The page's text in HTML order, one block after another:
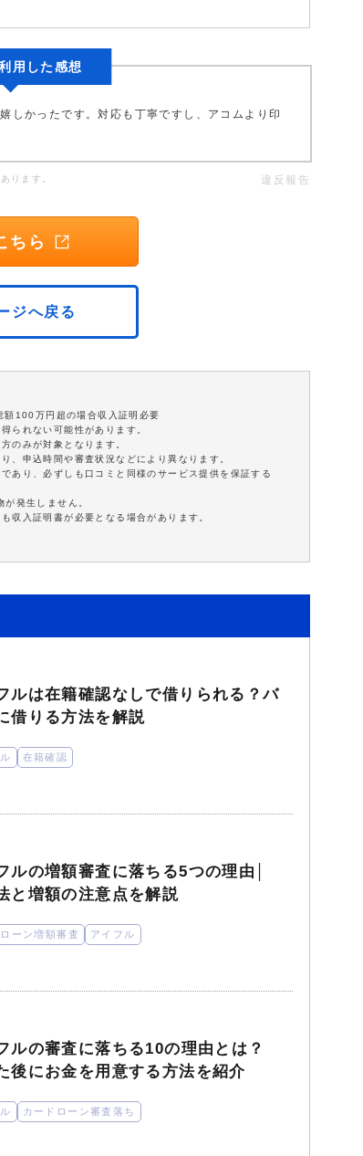
用した感想
しかったです。対応も丁寧ですし、アコムより印
ります。 違反報告
ちら
ジへ戻る
100万円超の場合収入証明必要
られない可能性があります。
のみが対象となります。
、申込時間や審査状況などにより異なります。
あり、必ずしも口コミと同様のサービス提供を保証する
発生しません。
収入証明書が必要となる場合があります。
ルは在籍確認なしで借りられる？バ
借りる方法を解説
在籍確認
ルの増額審査に落ちる5つの理由│
と増額の注意点を解説
ーン増額審査 アイフル
ルの審査に落ちる10の理由とは？
後にお金を用意する方法を紹介
カードローン審査落ち